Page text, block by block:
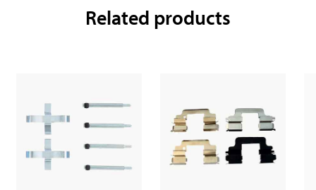
Related products